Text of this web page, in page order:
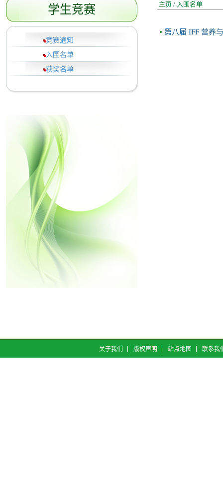
学生竞赛
竞赛通知
入围名单
获奖名单
主页 / 入围名单
第八届 IFF 营养
关于我们 版权声明 站点地图 联系我